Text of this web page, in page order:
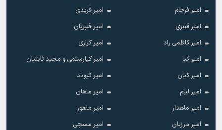
امیر فرجام
امیر فریدی
امیر قنبری
امیر قنبریان
امیر کاظمی راد
امیر کراری
امیر کیا
امیر کیارستمی و مجید ثابتیان
امیر کیان
امیر کیوند
امیر لیام
امیر ماهان
امیر ماهدار
امیر ماهور
امیر مرزبان
امیر مسچی